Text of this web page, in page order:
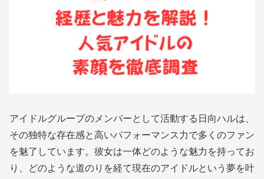
アイドルグループのメンバーとして活動する日向ハルは、
その独特な存在感と高いパフォーマンス力で多くのファン
を魅了しています。彼女は一体どのような魅力を持ってお
り、どのような道のりを経て現在のアイドルという夢を叶